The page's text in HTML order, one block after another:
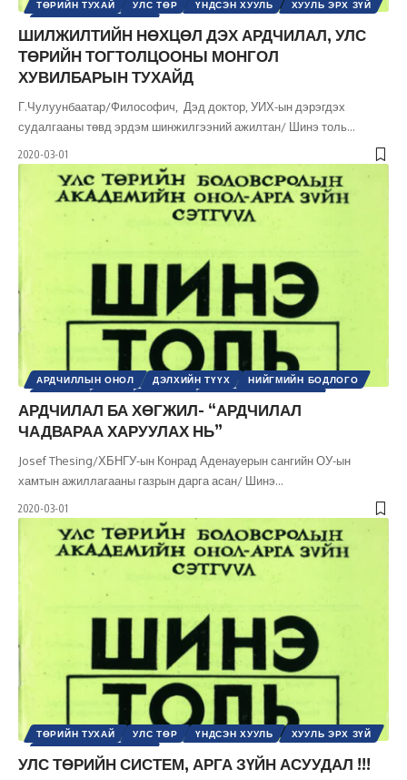
ТӨРИЙН ТУХАЙ УЛС ТӨР ҮНДСЭН ХУУЛЬ
ХУУЛЬ ЭРХ ЗҮЙ
ШИЛЖИЛТИЙН НӨХЦӨЛ ДЭХ АРДЧИЛАЛ, УЛС
ТӨРИЙН ТОГТОЛЦООНЫ МОНГОЛ
ХУВИЛБАРЫН ТУХАЙД
Г.Чулуунбаатар/Философич, Дэд доктор, УИХ-ын дэрэгдэх
судалгааны төвд эрдэм шинжилгээний ажилтан/ Шинэ толь…
2020-03-01
АРДЧИЛЛЫН ОНОЛ ДЭЛХИЙН ТҮҮХ
НИЙГМИЙН БОДЛОГО
АРДЧИЛАЛ БА ХӨГЖИЛ- “АРДЧИЛАЛ
ЧАДВАРАА ХАРУУЛАХ НЬ”
Josef Thesing/ХБНГУ-ын Конрад Аденауерын сангийн ОУ-ын
хамтын ажиллагааны газрын дарга асан/ Шинэ…
2020-03-01
ТӨРИЙН ТУХАЙ УЛС ТӨР ҮНДСЭН ХУУЛЬ
ХУУЛЬ ЭРХ ЗҮЙ
УЛС ТӨРИЙН СИСТЕМ, АРГА ЗҮЙН АСУУДАЛ !!!